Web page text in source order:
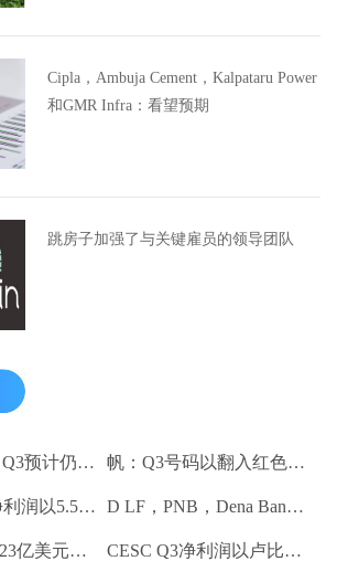
Cipla，Ambuja Cement，Kalpataru Power
和GMR Infra：看望预期
跳房子加强了与关键雇员的领导团队
Britannia Ind：Q3预计仍然保持强劲 帆：Q3号码以翻入红色领域
印度水泥Q3净利润以5.5卢比;销量下降10.3％ D LF，PNB，Dena Bank达到52周低
认识Q4收入3.23亿美元VS $ 3.18 BN（QOQ） CESC Q3净利润以卢比。112亿卢比